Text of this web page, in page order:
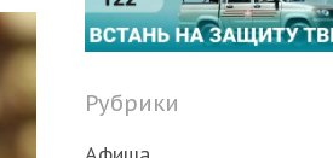
post
Рубрики